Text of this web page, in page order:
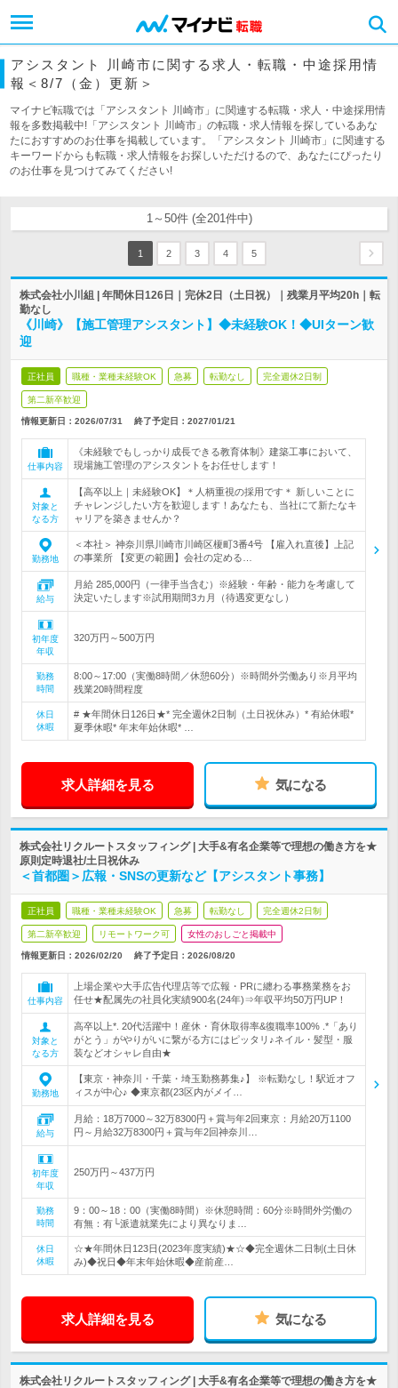
アシスタント 川崎市に関する求人・転職・中途採用情
報＜8/7（金）更新＞
マイナビ転職では「アシスタント 川崎市」に関連する転職・求人・中途採用情
報を多数掲載中!「アシスタント 川崎市」の転職・求人情報を探しているあな
たにおすすめのお仕事を掲載しています。「アシスタント 川崎市」に関連する
キーワードからも転職・求人情報をお探しいただけるので、あなたにぴったり
のお仕事を見つけてみてください!
1～50件 (全201件中)
1 2 3 4 5
株式会社小川組 | 年間休日126日｜完休2日（土日祝）｜残業月平均20h｜転
勤なし
《川崎》【施工管理アシスタント】◆未経験OK！◆UIターン歓
迎
正社員 職種・業種未経験OK 急募 転勤なし 完全週休2日制
第二新卒歓迎
情報更新日：2026/07/31 終了予定日： 2027/01/21
仕事内容
《未経験でもしっかり成長できる教育体制》建築工事において、
現場施工管理のアシスタントをお任せします！
対象と
なる方
【高卒以上｜未経験OK】＊人柄重視の採用です＊ 新しいことに
チャレンジしたい方を歓迎します！あなたも、当社にて新たなキ
ャリアを築きませんか？
勤務地
＜本社＞ 神奈川県川崎市川崎区榎町3番4号 【雇入れ直後】上記
の事業所 【変更の範囲】会社の定める…
給与
月給 285,000円（一律手当含む）※経験・年齢・能力を考慮して
決定いたします※試用期間3カ月（待遇変更なし）
初年度
年収
320万円～500万円
勤務
時間
8:00～17:00（実働8時間／休憩60分）※時間外労働あり※月平均
残業20時間程度
休日
休暇
# ★年間休日126日★* 完全週休2日制（土日祝休み）* 有給休暇*
夏季休暇* 年末年始休暇* …
求人詳細を見る 気になる
株式会社リクルートスタッフィング | 大手&有名企業等で理想の働き方を★
原則定時退社/土日祝休み
＜首都圏＞広報・SNSの更新など【アシスタント事務】
正社員 職種・業種未経験OK 急募 転勤なし 完全週休2日制
第二新卒歓迎 リモートワーク可 女性のおしごと掲載中
情報更新日：2026/02/20 終了予定日： 2026/08/20
仕事内容
上場企業や大手広告代理店等で広報・PRに纏わる事務業務をお
任せ★配属先の社員化実績900名(24年)⇒年収平均50万円UP！
対象と
なる方
高卒以上*. 20代活躍中！産休・育休取得率&復職率100% .*「あり
がとう」がやりがいに繋がる方にはピッタリ♪ネイル・髪型・服
装などオシャレ自由★
勤務地
【東京・神奈川・千葉・埼玉勤務募集♪】 ※転勤なし！駅近オフ
ィスが中心♪ ◆東京都(23区内がメイ…
給与
月給：18万7000～32万8300円＋賞与年2回東京：月給20万1100
円～月給32万8300円＋賞与年2回神奈川…
初年度
年収
250万円～437万円
勤務
時間
9：00～18：00（実働8時間）※休憩時間：60分※時間外労働の
有無：有└派遣就業先により異なりま…
休日
休暇
☆★年間休日123日(2023年度実績)★☆◆完全週休二日制(土日休
み)◆祝日◆年末年始休暇◆産前産…
求人詳細を見る 気になる
株式会社リクルートスタッフィング | 大手&有名企業等で理想の働き方を★